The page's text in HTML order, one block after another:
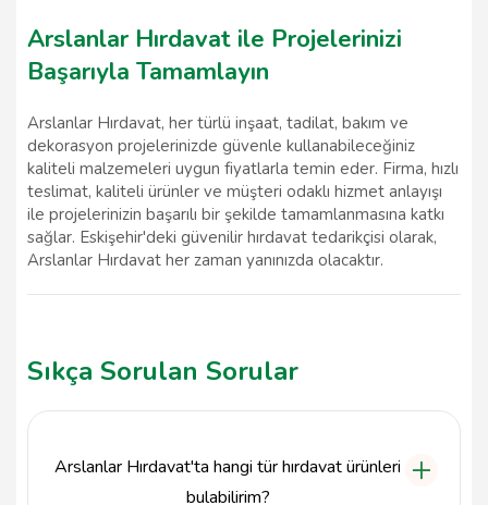
Arslanlar Hırdavat ile Projelerinizi
Başarıyla Tamamlayın
Arslanlar Hırdavat, her türlü inşaat, tadilat, bakım ve
dekorasyon projelerinizde güvenle kullanabileceğiniz
kaliteli malzemeleri uygun fiyatlarla temin eder. Firma, hızlı
teslimat, kaliteli ürünler ve müşteri odaklı hizmet anlayışı
ile projelerinizin başarılı bir şekilde tamamlanmasına katkı
sağlar. Eskişehir'deki güvenilir hırdavat tedarikçisi olarak,
Arslanlar Hırdavat her zaman yanınızda olacaktır.
Sıkça Sorulan Sorular
Arslanlar Hırdavat'ta hangi tür hırdavat ürünleri
bulabilirim?